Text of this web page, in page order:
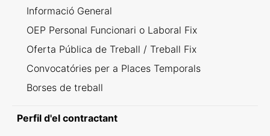
Informació General
OEP Personal Funcionari o Laboral Fix
Oferta Pública de Treball / Treball Fix
Convocatóries per a Places Temporals
Borses de treball
Perfil d'el contractant